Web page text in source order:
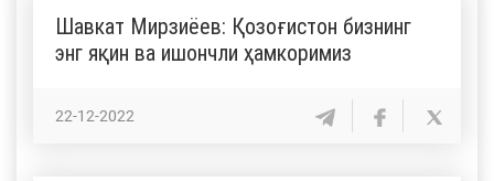
Шавкат Мирзиёев: Қозоғистон бизнинг
энг яқин ва ишончли ҳамкоримиз
22-12-2022